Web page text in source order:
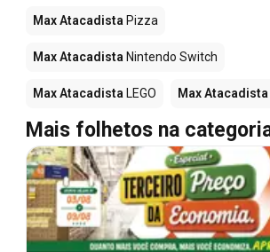
Max Atacadista Pizza
Max Atacadista Nintendo Switch
Max Atacadista LEGO Max Atacadista
Mais folhetos na